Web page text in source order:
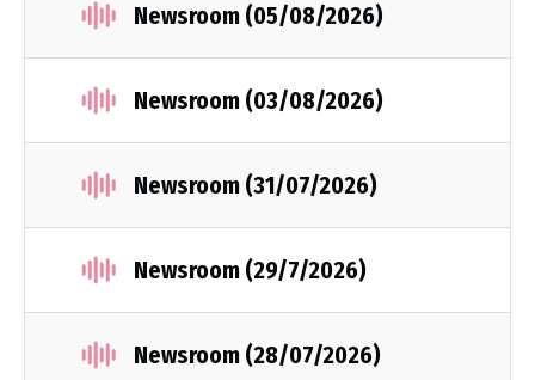
Newsroom (05/08/2026)
Newsroom (03/08/2026)
Newsroom (31/07/2026)
Newsroom (29/7/2026)
Newsroom (28/07/2026)